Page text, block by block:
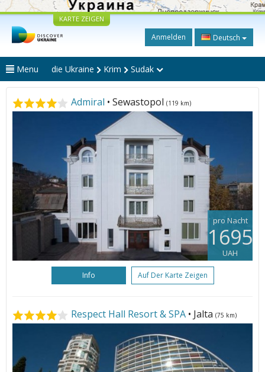
KARTE ZEIGEN
Anmelden Deutsch
Menu die Ukraine Krim Sudak
Admiral • Sewastopol (119 km)
pro Nacht
1695
UAH
Info Auf Der Karte Zeigen
Respect Hall Resort & SPA • Jalta (75 km)